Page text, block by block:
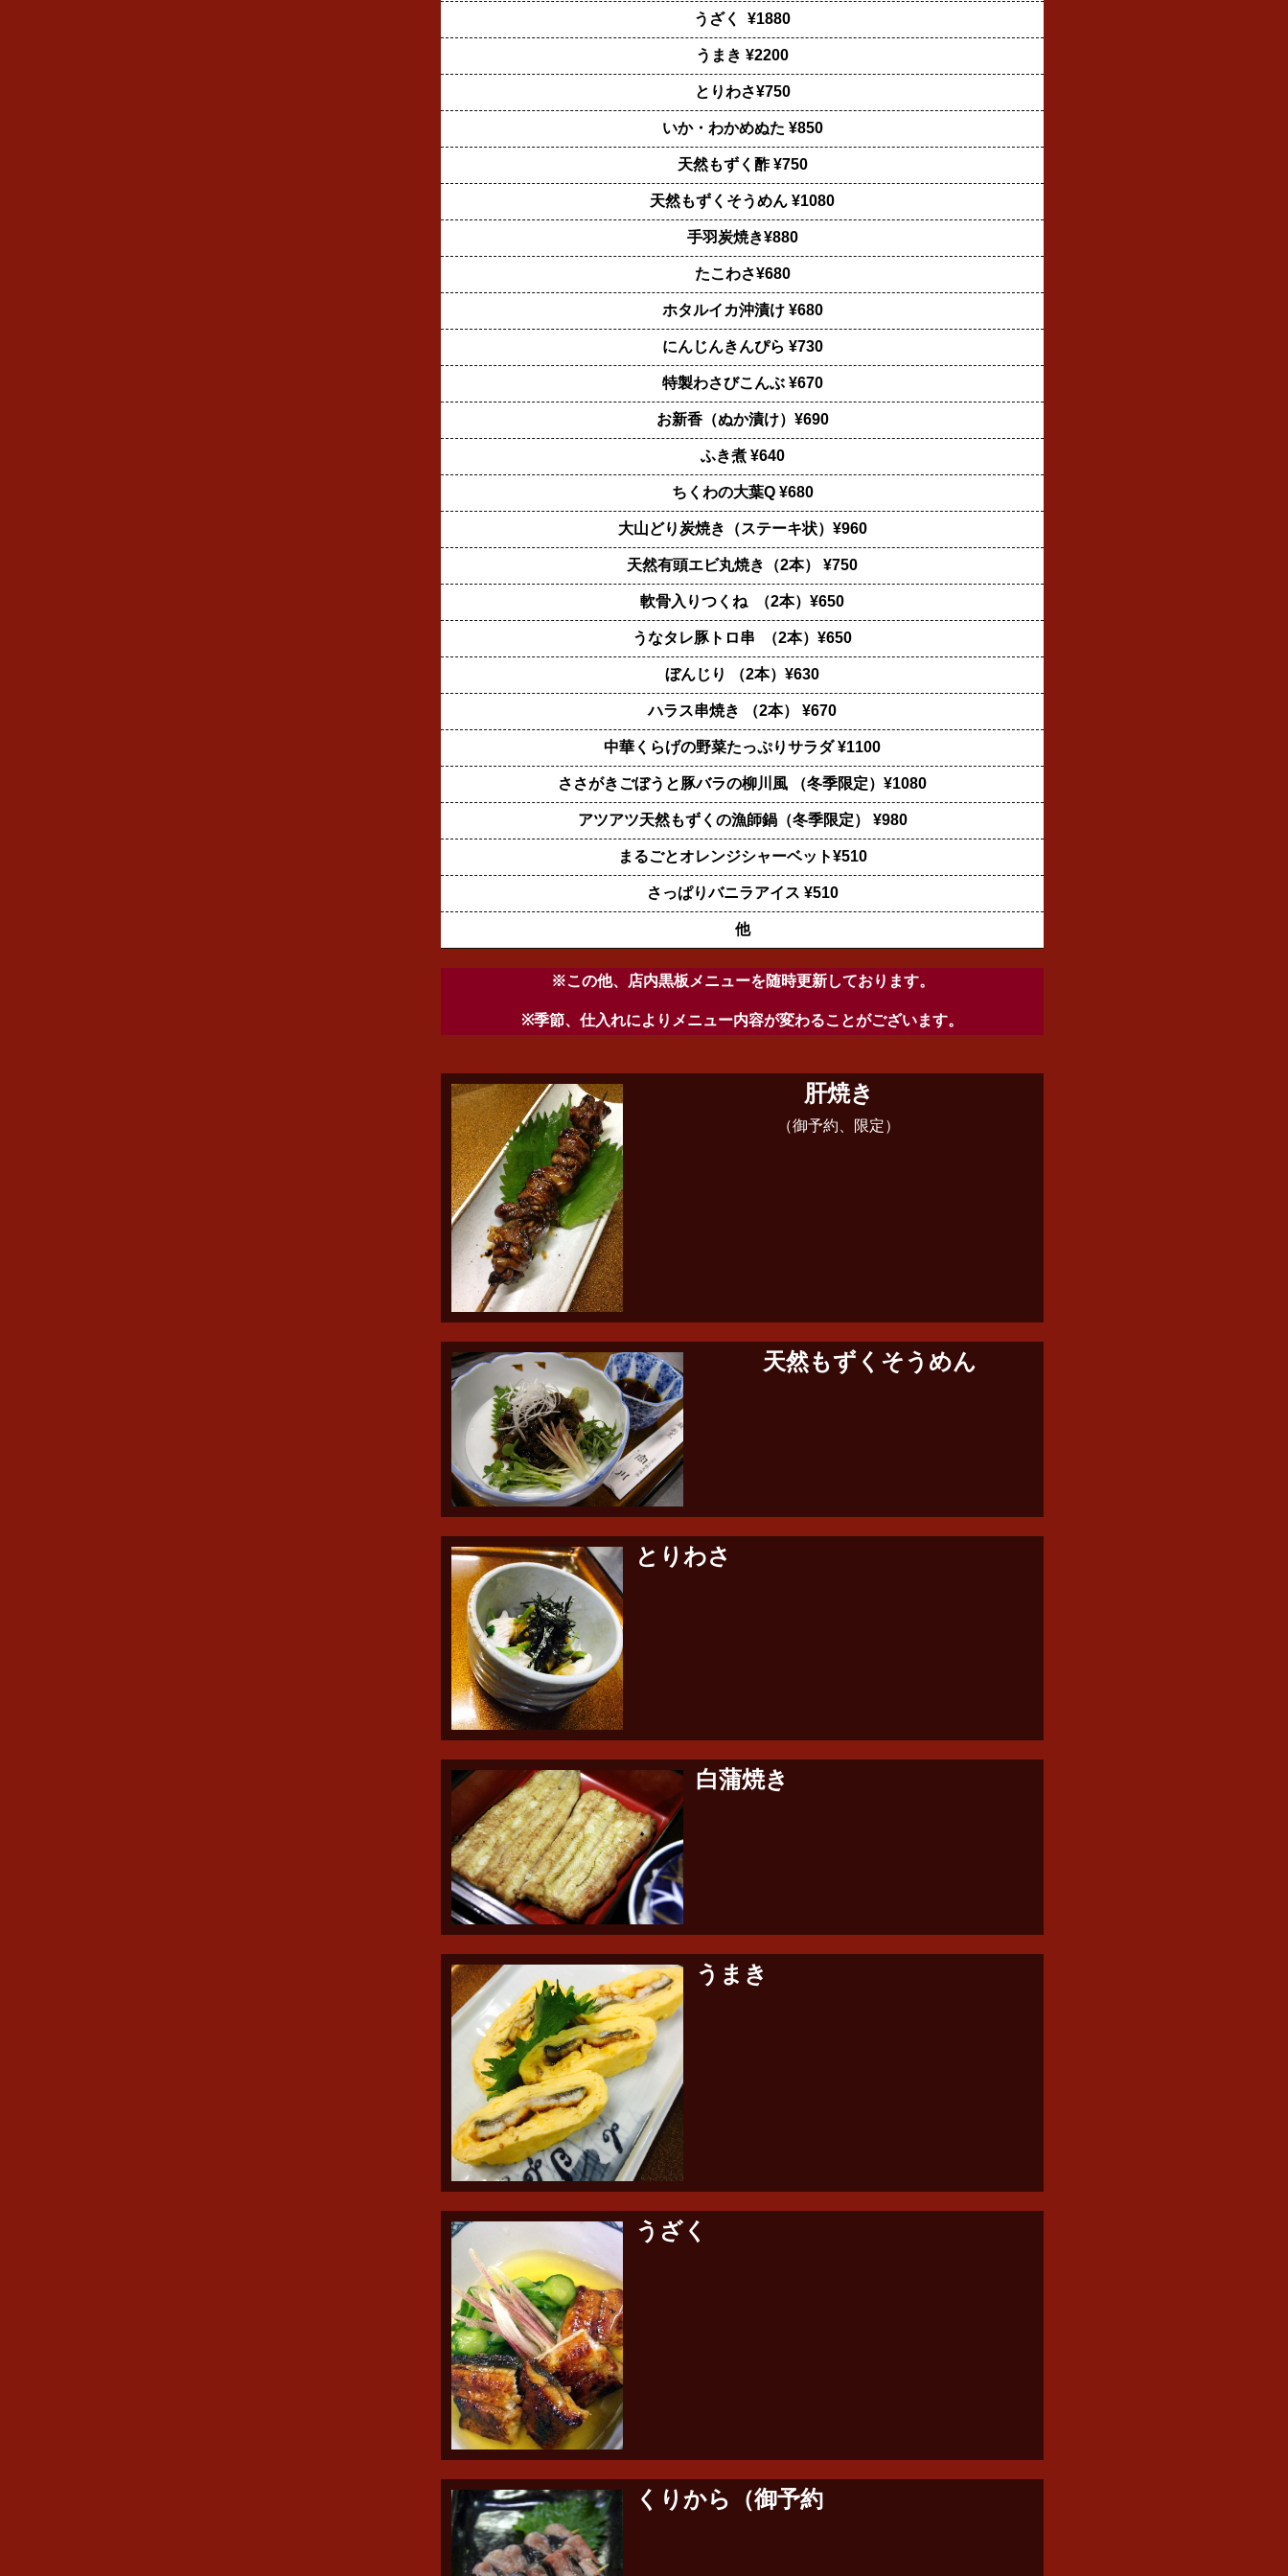
うざく ¥1880
うまき ¥2200
とりわさ¥750
いか・わかめぬた ¥850
天然もずく酢 ¥750
天然もずくそうめん ¥1080
手羽炭焼き¥880
たこわさ¥680
ホタルイカ沖漬け ¥680
にんじんきんぴら ¥730
特製わさびこんぶ ¥670
お新香（ぬか漬け）¥690
ふき煮 ¥640
ちくわの大葉Q ¥680
大山どり炭焼き（ステーキ状）¥960
天然有頭エビ丸焼き（2本） ¥750
軟骨入りつくね （2本）¥650
うなタレ豚トロ串 （2本）¥650
ぼんじり （2本）¥630
ハラス串焼き （2本） ¥670
中華くらげの野菜たっぷりサラダ ¥1100
ささがきごぼうと豚バラの柳川風 （冬季限定）¥1080
アツアツ天然もずくの漁師鍋（冬季限定） ¥980
まるごとオレンジシャーベット¥510
さっぱりバニラアイス ¥510
他
※この他、店内黒板メニューを随時更新しております。
※季節、仕入れによりメニュー内容が変わることがございます。
肝焼き
（御予約、限定）
天然もずくそうめん
とりわさ
白蒲焼き
うまき
うざく
くりから（御予約